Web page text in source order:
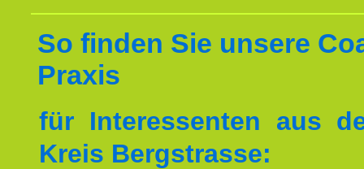
So finden Sie unsere
Praxis
für Interessenten aus
Kreis Bergstrasse: